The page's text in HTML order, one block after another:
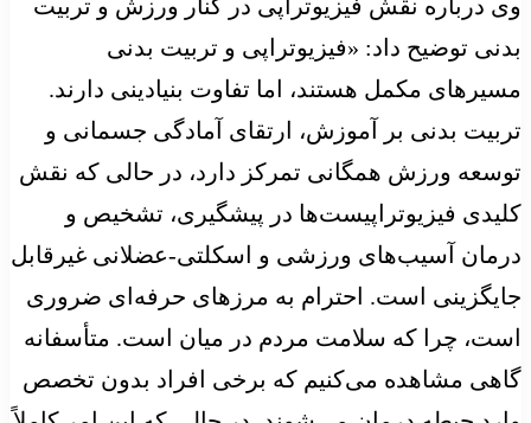
وی درباره نقش فیزیوتراپی در کنار ورزش و تربیت
بدنی توضیح داد: «فیزیوتراپی و تربیت بدنی
مسیرهای مکمل هستند، اما تفاوت بنیادینی دارند.
تربیت بدنی بر آموزش، ارتقای آمادگی جسمانی و
توسعه ورزش همگانی تمرکز دارد، در حالی که نقش
کلیدی فیزیوتراپیست‌ها در پیشگیری، تشخیص و
درمان آسیب‌های ورزشی و اسکلتی-عضلانی غیرقابل
جایگزینی است. احترام به مرزهای حرفه‌ای ضروری
است، چرا که سلامت مردم در میان است. متأسفانه
گاهی مشاهده می‌کنیم که برخی افراد بدون تخصص